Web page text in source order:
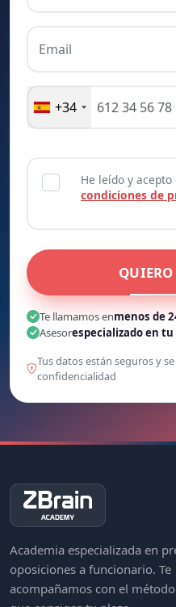
Email
+34
He leído y
condiciones de
Te llamamos enmenos de
Asesorespecializado en
Tus datos están seguros y
confidencialidad
Academia especializada en
oposiciones a funcionario. Te
acompañamos con el método